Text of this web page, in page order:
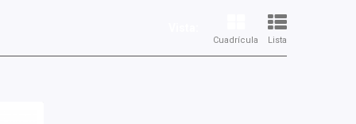
Cuadrícula Lista